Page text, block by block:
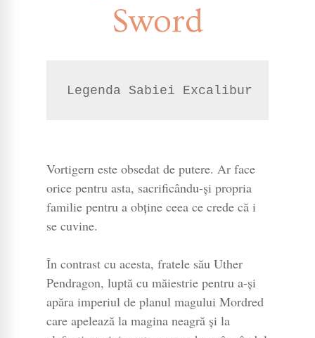
Sword
Legenda Sabiei Excalibur
Vortigern este obsedat de putere. Ar face
orice pentru asta, sacrificându-și propria
familie pentru a obține ceea ce crede că i
se cuvine.
În contrast cu acesta, fratele său Uther
Pendragon, luptă cu măiestrie pentru a-și
apăra imperiul de planul magului Mordred
care apelează la magina neagră și la